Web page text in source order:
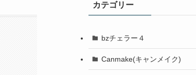
カテゴリー
bzチェラー４
Canmake(キャンメイク)